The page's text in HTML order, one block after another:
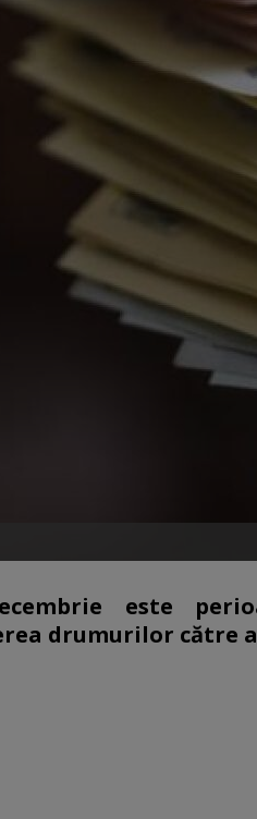
este
drumurilor către